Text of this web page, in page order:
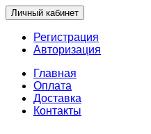
Личный кабинет
Регистрация
Авторизация
Главная
Оплата
Доставка
Контакты